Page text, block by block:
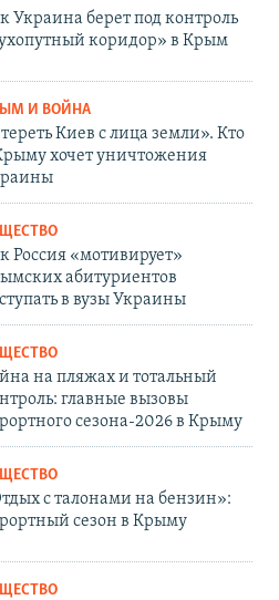
Украина берет под контроль
коридор» в Крым
И ВОЙНА
Киев с лица земли». Кто
хочет уничтожения
Россия «мотивирует»
абитуриентов
в вузы Украины
на пляжах и тотальный
главные вызовы
сезона-2026 в Крыму
с талонами на бензин»:
сезон в Крыму